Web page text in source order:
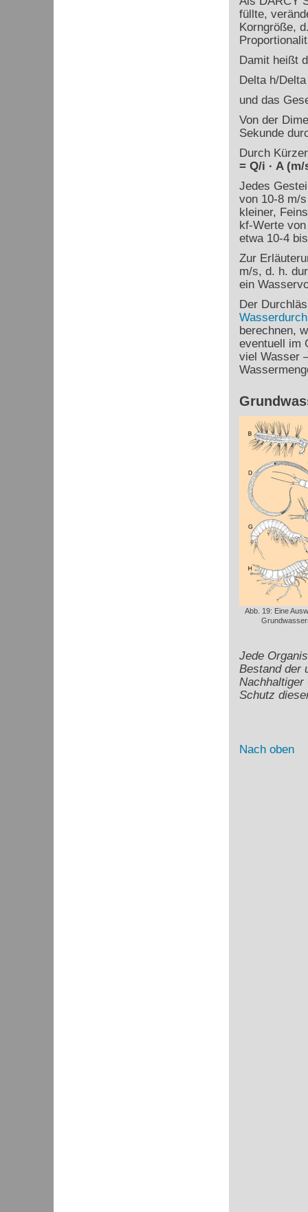
füllte,
Korngröße,
Damit heißt
Delta h/
und das
Von der
Sekunde
Durch
= Q/i · A (m/
Jedes
von 10-8m/s
kleiner,
kf-Werte von
etwa 10-4bis
Zur
m/s, d. h.
ein
Der
berechnen,
eventuell im
viel Wasser
Abb. 19: Eine
Jede
Bestand der
Nachhaltiger
Schutz
Nach oben